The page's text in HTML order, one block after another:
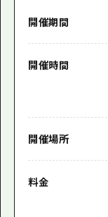
開催期間
開催時間
開催場所
料金